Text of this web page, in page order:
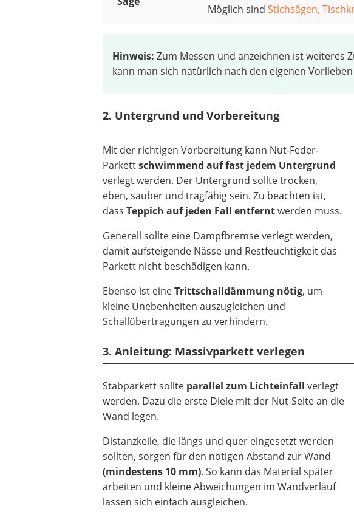
Möglich sindStichsägen,
Hinweis: Zum Messen und anzeichnen ist weiteres
kann man sich natürlich nach den eigenen
2. Untergrund und Vorbereitung
Mit der richtigen Vorbereitung kann Nut-Feder-
Parkettschwimmend auf fast jedem Untergrund
verlegt werden. Der Untergrund sollte trocken,
eben, sauber und tragfähig sein. Zu beachten ist,
dassTeppich auf jeden Fall entferntwerden muss.
Generell sollte eine Dampfbremse verlegt werden,
damit aufsteigende Nässe und Restfeuchtigkeit das
Parkett nicht beschädigen kann.
Ebenso ist eineTrittschalldämmung nötig, um
kleine Unebenheiten auszugleichen und
Schallübertragungen zu verhindern.
3. Anleitung: Massivparkett verlegen
Stabparkett sollte parallel zum Lichteinfall verlegt
werden. Dazu die erste Diele mit der Nut-Seite an die
Wand legen.
Distanzkeile, die längs und quer eingesetzt werden
sollten, sorgen für den nötigen Abstand zur Wand
(mindestens 10 mm). So kann das Material später
arbeiten und kleine Abweichungen im Wandverlauf
lassen sich einfach ausgleichen.